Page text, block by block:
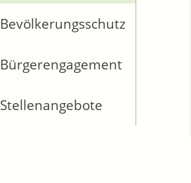
Bevölkerungsschutz
Bürgerengagement
Stellenangebote